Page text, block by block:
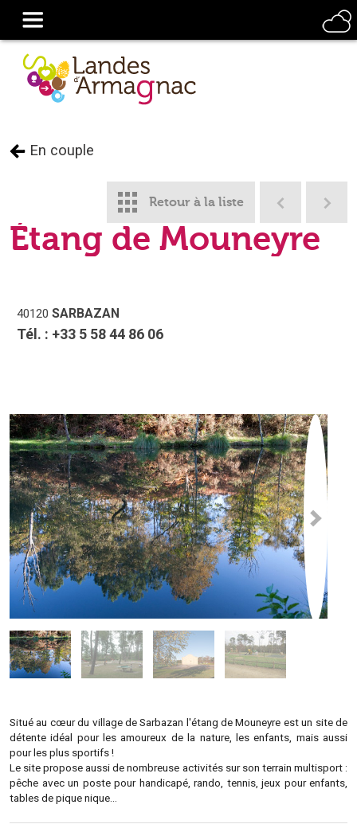
En couple
Retour à la liste
Étang de Mouneyre
40120 SARBAZAN
Tél. : +33 5 58 44 86 06
Situé au cœur du village de Sarbazan l'étang de Mouneyre est un site de
détente idéal pour les amoureux de la nature, les enfants, mais aussi
pour les plus sportifs !
Le site propose aussi de nombreuse activités sur son terrain multisport :
pêche avec un poste pour handicapé, rando, tennis, jeux pour enfants,
tables de pique nique...